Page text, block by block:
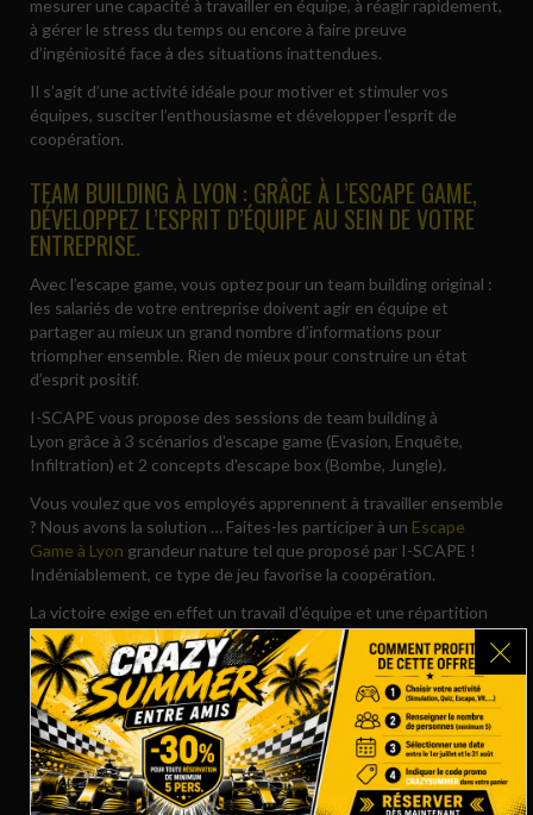
mesurer une capacité à travailler en équipe, à réagir rapidement,
à gérer le stress du temps ou encore à faire preuve
d’ingéniosité face à des situations inattendues.
Il s’agit d’une activité idéale pour motiver et stimuler vos
équipes, susciter l’enthousiasme et développer l’esprit de
coopération.
TEAM BUILDING À LYON : GRÂCE À L’ESCAPE GAME,
DÉVELOPPEZ L’ESPRIT D’ÉQUIPE AU SEIN DE VOTRE
ENTREPRISE.
Avec l’escape game, vous optez pour un team building original :
les salariés de votre entreprise doivent agir en équipe et
partager au mieux un grand nombre d’informations pour
triompher ensemble. Rien de mieux pour construire un état
d’esprit positif.
I-SCAPE vous propose des sessions de team building à
Lyon grâce à 3 scénarios d'escape game (Evasion, Enquête,
Infiltration) et 2 concepts d'escape box (Bombe, Jungle).
Vous voulez que vos employés apprennent à travailler ensemble
? Nous avons la solution … Faites-les participer à un Escape
Game à Lyon grandeur nature tel que proposé par I-SCAPE !
Indéniablement, ce type de jeu favorise la coopération.
La victoire exige en effet un travail d'équipe et une répartition
optimale des tâches. Ce divertissement passionnant permet de
souder les équipes et de motiver collectivement les
collaborateurs !
UNE ATMOSPHÈRE UNIQUE POUR UN TEAM BUILDING
EFFICACE.
Avec la palette d'univers qui vous sont proposés, plongez votre